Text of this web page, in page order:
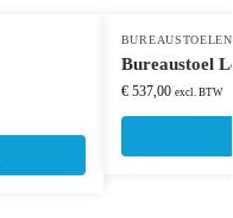
BUREAUSTOELEN
Bureaustoel
€537,00 excl. BTW